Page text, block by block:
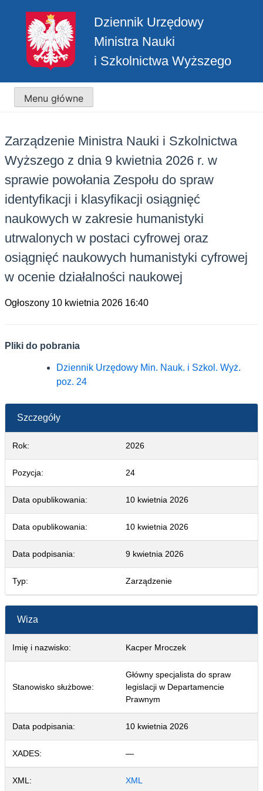
Dziennik Urzędowy
Ministra Nauki
i Szkolnictwa Wyższego
Menu główne
Zarządzenie Ministra Nauki i Szkolnictwa
Wyższego z dnia 9 kwietnia 2026 r. w
sprawie powołania Zespołu do spraw
identyfikacji i klasyfikacji osiągnięć
naukowych w zakresie humanistyki
utrwalonych w postaci cyfrowej oraz
osiągnięć naukowych humanistyki cyfrowej
w ocenie działalności naukowej
Ogłoszony 10 kwietnia 2026 16:40
Pliki do pobrania
Dziennik Urzędowy Min. Nauk. i Szkol. Wyż. poz.
Dziennik Urzędowy Min. Nauk. i Szkol. Wyż.
poz. 24
Szczegóły
Rok: 2026
Pozycja: 24
Data opublikowania: 10 kwietnia 2026
Data opublikowania: 10 kwietnia 2026
Data podpisania: 9 kwietnia 2026
Typ: Zarządzenie
Wiza
Imię i nazwisko: Kacper Mroczek
Stanowisko służbowe:
Główny specjalista do spraw
legislacji w Departamencie
Prawnym
Data podpisania: 10 kwietnia 2026
XADES: —
XML: XML